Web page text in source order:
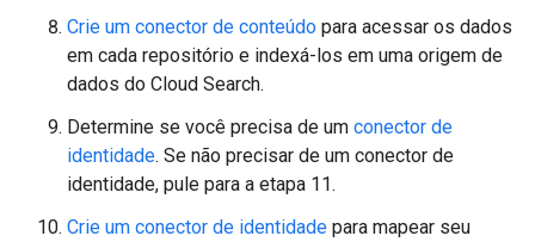
Crie um conector de conteúdo para acessar os dados
em cada repositório e indexá-los em uma origem de
dados do Cloud Search.
Determine se você precisa de um conector de
identidade. Se não precisar de um conector de
identidade, pule para a etapa 11.
Crie um conector de identidade para mapear seu